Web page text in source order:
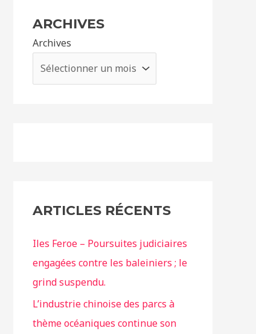
ARCHIVES
Archives
ARTICLES RÉCENTS
Iles Feroe – Poursuites judiciaires
engagées contre les baleiniers ; le
grind suspendu.
L’industrie chinoise des parcs à
thème océaniques continue son